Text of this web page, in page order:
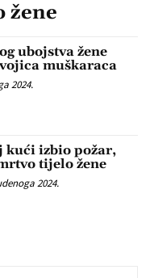
žene
ubojstva žene
muškaraca
2024.
kući izbio požar,
tijelo žene
2024.